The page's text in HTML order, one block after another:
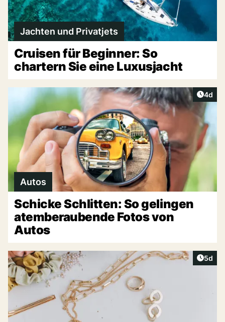
Jachten und Privatjets
Cruisen für Beginner: So
chartern Sie eine Luxusjacht
4d
Autos
Schicke Schlitten: So gelingen
atemberaubende Fotos von
Autos
5d